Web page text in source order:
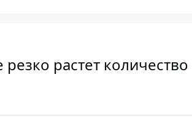
растет количество